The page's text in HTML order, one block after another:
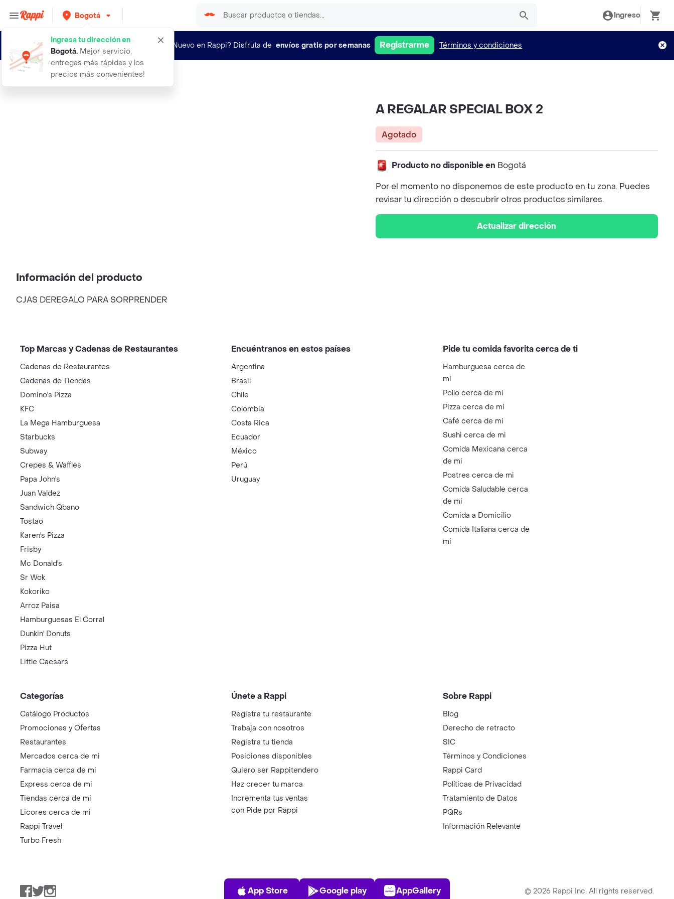
Bogotá
Ingresa tu dirección en
Bogotá. Mejor servicio,
entregas más rápidas y los
precios más convenientes!
Ingreso
¿Nuevo en Rappi? Disfruta de envíos gratis por semanas Registrarme Términos y condiciones
a regalar special box 2
A REGALAR SPECIAL BOX 2
Agotado
Producto no disponible en Bogotá
Por el momento no disponemos de este producto en tu zona. Puedes
revisar tu dirección o descubrir otros productos similares.
Actualizar dirección
Información del producto
CJAS DEREGALO PARA SORPRENDER
Top Marcas y Cadenas de Restaurantes
Cadenas de Restaurantes
Cadenas de Tiendas
Domino's Pizza
KFC
La Mega Hamburguesa
Starbucks
Subway
Crepes & Waffles
Papa John's
Juan Valdez
Sandwich Qbano
Tostao
Karen's Pizza
Frisby
Mc Donald's
Sr Wok
Kokoriko
Arroz Paisa
Hamburguesas El Corral
Dunkin' Donuts
Pizza Hut
Little Caesars
Encuéntranos en estos países
Argentina
Brasil
Chile
Colombia
Costa Rica
Ecuador
México
Perú
Uruguay
Pide tu comida favorita cerca de ti
Hamburguesa cerca de
mi
Pollo cerca de mi
Pizza cerca de mi
Café cerca de mi
Sushi cerca de mi
Comida Mexicana cerca
de mi
Postres cerca de mi
Comida Saludable cerca
de mi
Comida a Domicilio
Comida Italiana cerca de
mi
Categorías
Catálogo Productos
Promociones y Ofertas
Restaurantes
Mercados cerca de mi
Farmacia cerca de mi
Express cerca de mi
Tiendas cerca de mi
Licores cerca de mi
Rappi Travel
Turbo Fresh
Únete a Rappi
Registra tu restaurante
Trabaja con nosotros
Registra tu tienda
Posiciones disponibles
Quiero ser Rappitendero
Haz crecer tu marca
Incrementa tus ventas
con Pide por Rappi
Sobre Rappi
Blog
Derecho de retracto
SIC
Términos y Condiciones
Rappi Card
Políticas de Privacidad
Tratamiento de Datos
PQRs
Información Relevante
Facebook
TwitterInstagram
App Store
App Store
Play Store
Google play
AppGallery
AppGallery © 2026 Rappi Inc. All rights reserved.